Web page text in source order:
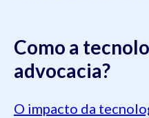
Como a
advocacia?
O impacto da